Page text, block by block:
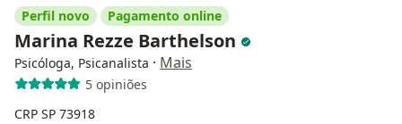
Perfil novo Pagamento online
Marina Rezze Barthelson
Psicóloga, Psicanalista · Mais
5 opiniões
CRP SP 73918